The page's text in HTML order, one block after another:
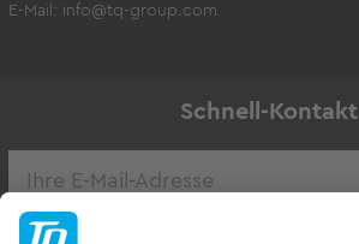
E-Mail: info@tq-group.com
Schnell-Kontakt